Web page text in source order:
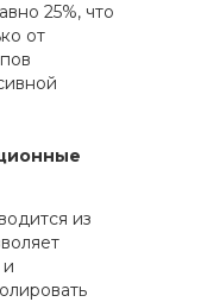
25%, что
от
из